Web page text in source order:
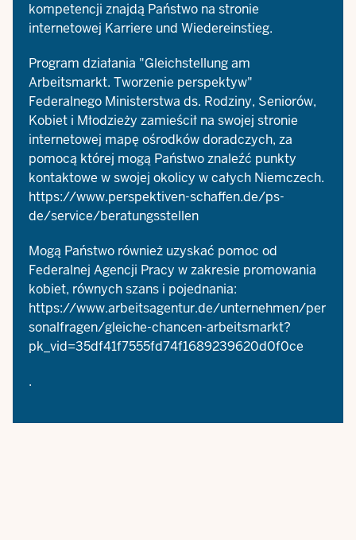
kompetencji znajdą Państwo na stronie
internetowej Karriere und Wiedereinstieg.
Program działania "Gleichstellung am
Arbeitsmarkt. Tworzenie perspektyw"
Federalnego Ministerstwa ds. Rodziny, Seniorów,
Kobiet i Młodzieży zamieścił na swojej stronie
internetowej mapę ośrodków doradczych, za
pomocą której mogą Państwo znaleźć punkty
kontaktowe w swojej okolicy w całych Niemczech.
https://www.perspektiven-schaffen.de/ps-
de/service/beratungsstellen
Mogą Państwo również uzyskać pomoc od
Federalnej Agencji Pracy w zakresie promowania
kobiet, równych szans i pojednania:
https://www.arbeitsagentur.de/unternehmen/per
sonalfragen/gleiche-chancen-arbeitsmarkt?
pk_vid=35df41f7555fd74f1689239620d0f0ce
.